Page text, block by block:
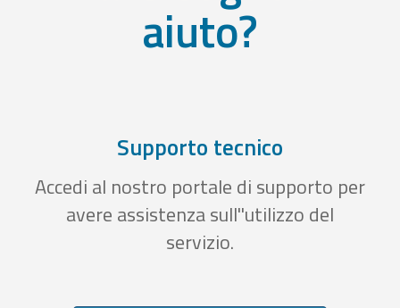
aiuto?
Supporto tecnico
Accedi al nostro portale di supporto per
avere assistenza sull''utilizzo del
servizio.